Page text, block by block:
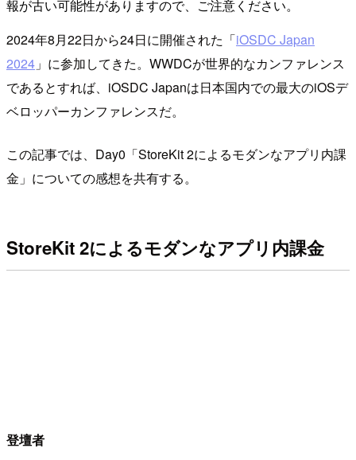
報が古い可能性がありますので、ご注意ください。
2024年8月22日から24日に開催された「iOSDC Japan
2024 」に参加してきた。WWDCが世界的なカンファレンス
であるとすれば、iOSDC Japanは日本国内での最大のiOSデ
ベロッパーカンファレンスだ。
この記事では、Day0「StoreKit 2によるモダンなアプリ内課
金」についての感想を共有する。
StoreKit 2によるモダンなアプリ内課金
登壇者